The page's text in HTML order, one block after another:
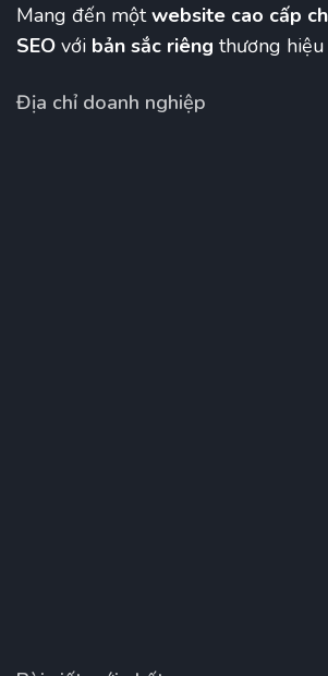
Mang đến mộtwebsite cao cấp
SEO với bản sắc riêng thương hiệu
Địa chỉ doanh nghiệp